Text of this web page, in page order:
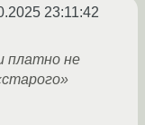
23:11:42
платно не